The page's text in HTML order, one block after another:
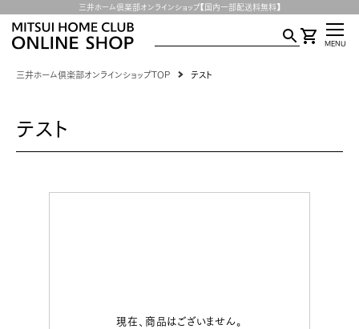
三井ホーム倶楽部オンラインショップ【国内一部配送料無料】
MENU
三井ホーム倶楽部オンラインショップTOP テスト
テスト
現在、商品はございません。